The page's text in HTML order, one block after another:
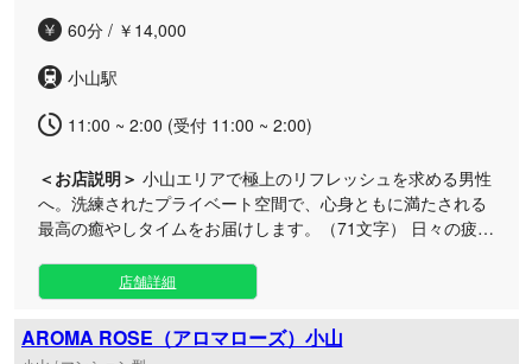
ひとときをぜひご体感ください。
60分 / ￥14,000
小山駅
11:00 ~ 2:00 (受付 11:00 ~ 2:00)
＜お店説明＞ 小山エリアで極上のリフレッシュを求める男性
へ。洗練されたプライベート空間で、心身ともに満たされる
最高の癒やしタイムをお届けします。（71文字） 日々の疲れ
しの心を大切にしております。当サロンでは、厳選された特
別なオイルを用い、じっくりとコリや疲労にアプローチする
ディープリンパ施術をご提供。完全個室の落ち着いた隠れ家
ルームとなっており、周りを気にせずリラックスしていただ
店舗詳細
AROMA ROSE（アロマローズ）小山